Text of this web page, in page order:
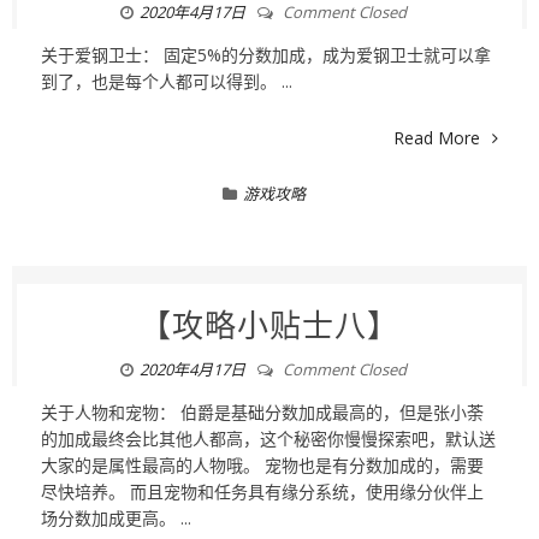
2020年4月17日 Comment Closed
关于爱钢卫士： 固定5%的分数加成，成为爱钢卫士就可以拿
到了，也是每个人都可以得到。 ...
Read More
游戏攻略
【攻略小贴士八】
2020年4月17日 Comment Closed
关于人物和宠物： 伯爵是基础分数加成最高的，但是张小荼
的加成最终会比其他人都高，这个秘密你慢慢探索吧，默认送
大家的是属性最高的人物哦。 宠物也是有分数加成的，需要
尽快培养。 而且宠物和任务具有缘分系统，使用缘分伙伴上
场分数加成更高。 ...